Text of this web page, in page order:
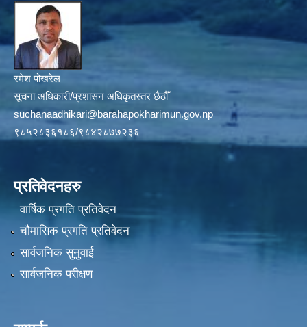
रमेश पोखरेल
सूचना अधिकारी/प्रशासन अधिकृतस्तर छैठौँ
suchanaadhikari@barahapokharimun.gov.np
९८५२८३६१८६/९८४२८७७२३६
प्रतिवेदनहरु
वार्षिक प्रगति प्रतिवेदन
चौमासिक प्रगति प्रतिवेदन
सार्वजनिक सुनुवाई
सार्वजनिक परीक्षण